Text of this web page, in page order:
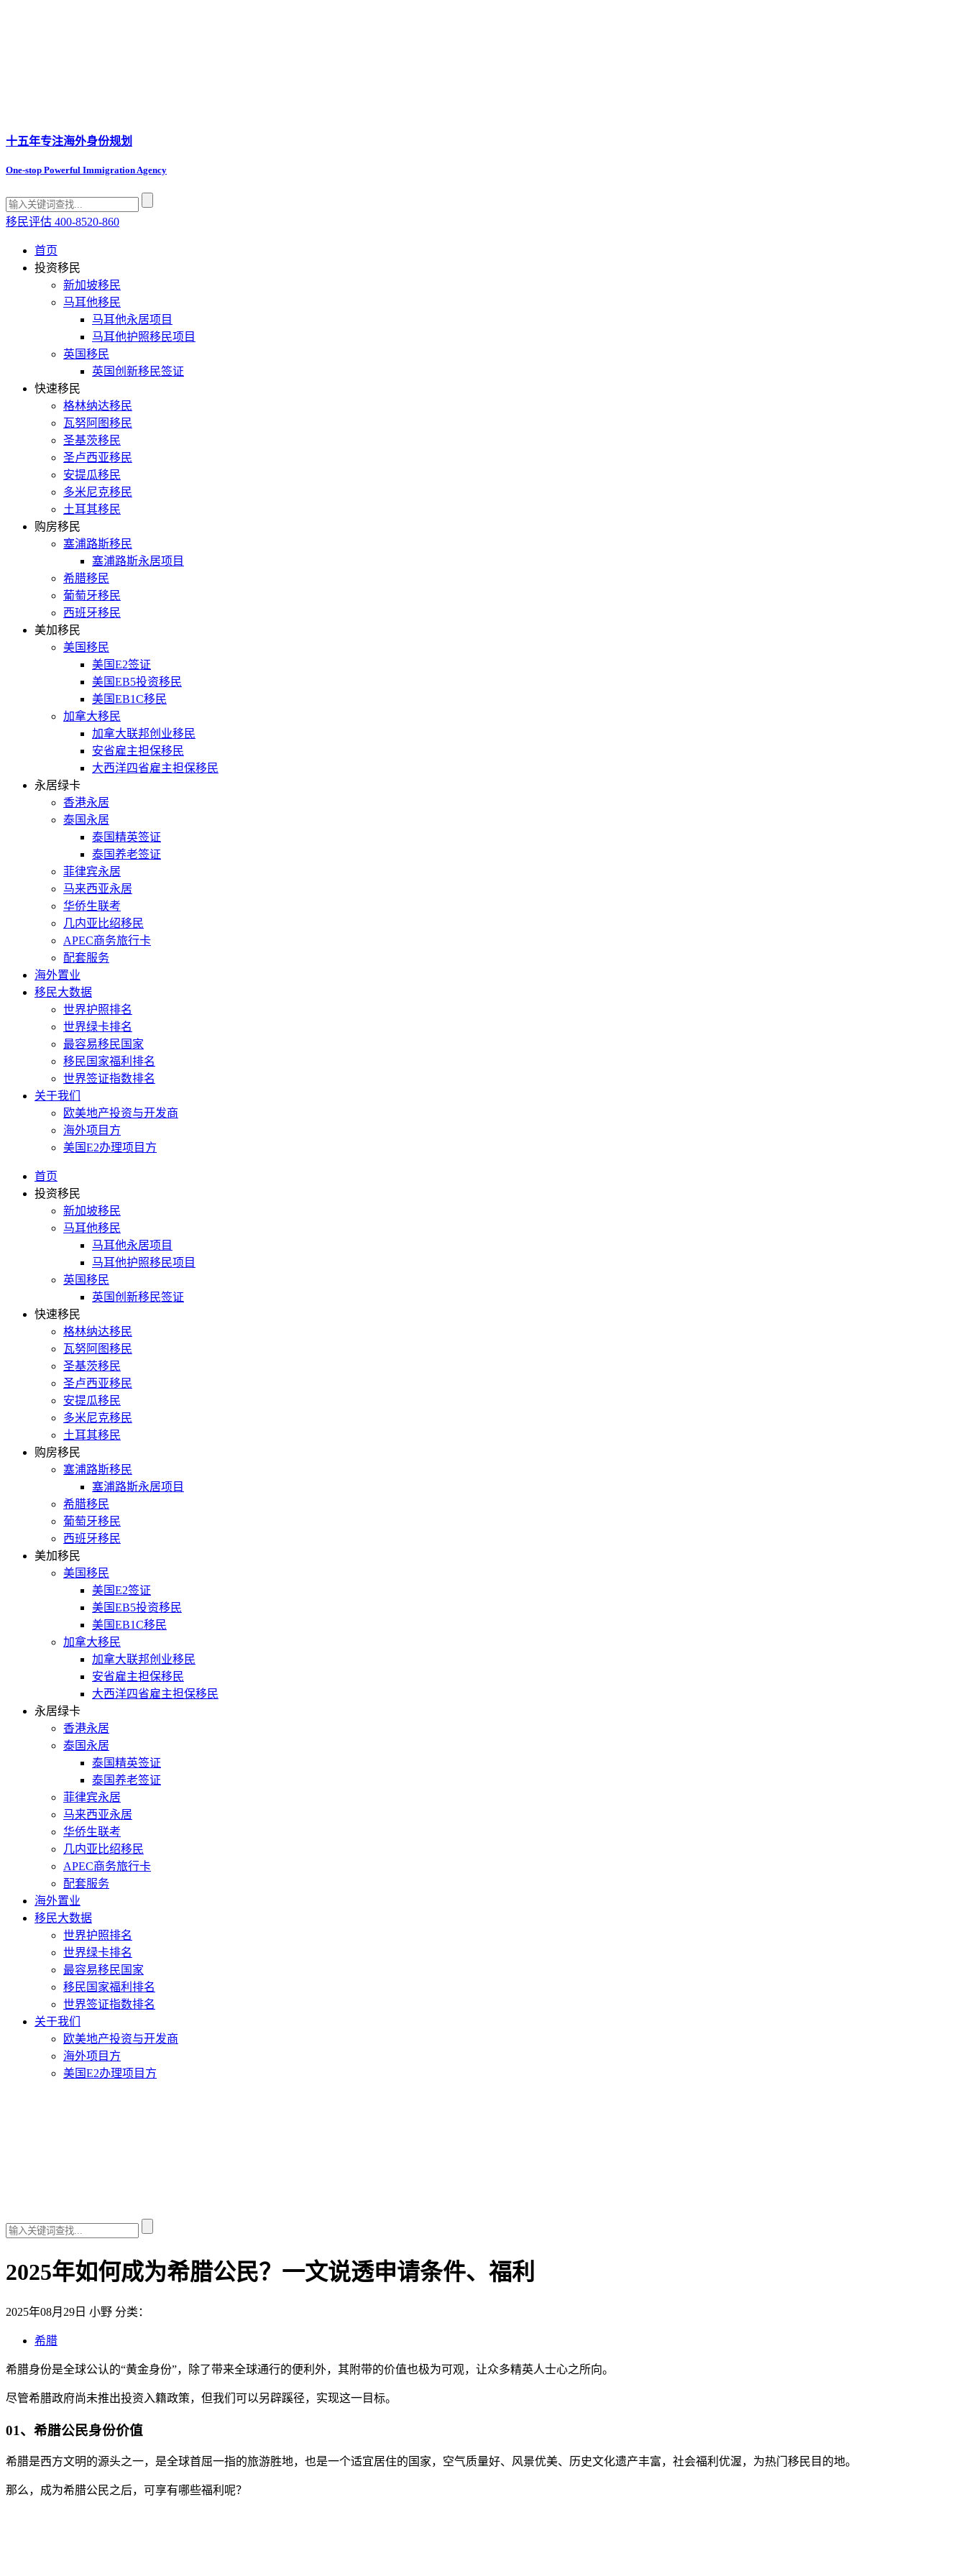
十五年专注海外身份规划
One-stop Powerful Immigration Agency
移民评估 400-8520-860
首页
投资移民
新加坡移民
马耳他移民
马耳他永居项目
马耳他护照移民项目
英国移民
英国创新移民签证
快速移民
格林纳达移民
瓦努阿图移民
圣基茨移民
圣卢西亚移民
安提瓜移民
多米尼克移民
土耳其移民
购房移民
塞浦路斯移民
塞浦路斯永居项目
希腊移民
葡萄牙移民
西班牙移民
美加移民
美国移民
美国E2签证
美国EB5投资移民
美国EB1C移民
加拿大移民
加拿大联邦创业移民
安省雇主担保移民
大西洋四省雇主担保移民
永居绿卡
香港永居
泰国永居
泰国精英签证
泰国养老签证
菲律宾永居
马来西亚永居
华侨生联考
几内亚比绍移民
APEC商务旅行卡
配套服务
海外置业
移民大数据
世界护照排名
世界绿卡排名
最容易移民国家
移民国家福利排名
世界签证指数排名
关于我们
欧美地产投资与开发商
海外项目方
美国E2办理项目方
首页
投资移民
新加坡移民
马耳他移民
马耳他永居项目
马耳他护照移民项目
英国移民
英国创新移民签证
快速移民
格林纳达移民
瓦努阿图移民
圣基茨移民
圣卢西亚移民
安提瓜移民
多米尼克移民
土耳其移民
购房移民
塞浦路斯移民
塞浦路斯永居项目
希腊移民
葡萄牙移民
西班牙移民
美加移民
美国移民
美国E2签证
美国EB5投资移民
美国EB1C移民
加拿大移民
加拿大联邦创业移民
安省雇主担保移民
大西洋四省雇主担保移民
永居绿卡
香港永居
泰国永居
泰国精英签证
泰国养老签证
菲律宾永居
马来西亚永居
华侨生联考
几内亚比绍移民
APEC商务旅行卡
配套服务
海外置业
移民大数据
世界护照排名
世界绿卡排名
最容易移民国家
移民国家福利排名
世界签证指数排名
关于我们
欧美地产投资与开发商
海外项目方
美国E2办理项目方
2025年如何成为希腊公民？一文说透申请条件、福利
2025年08月29日 小野 分类：
希腊
希腊身份是全球公认的“黄金身份”，除了带来全球通行的便利外，其附带的价值也极为可观，让众多精英人士心之所向。
尽管希腊政府尚未推出投资入籍政策，但我们可以另辟蹊径，实现这一目标。
01、希腊公民身份价值
希腊是西方文明的源头之一，是全球首屈一指的旅游胜地，也是一个适宜居住的国家，空气质量好、风景优美、历史文化遗产丰富，社会福利优渥，为热门移民目的地。
那么，成为希腊公民之后，可享有哪些福利呢？